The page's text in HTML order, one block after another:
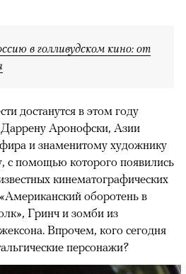
в голливудском кино: от
достанутся в этом году
Аронофски, Азии
и знаменитому художнику
с помощью которого появились
кинематографических
оборотень в
Гринч и зомби из
Впрочем, кого сегодня
персонажи?